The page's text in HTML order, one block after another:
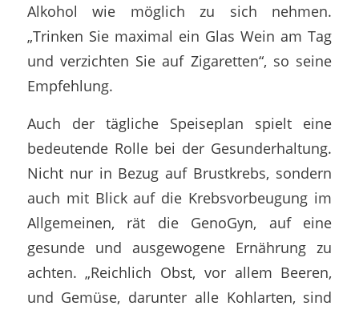
Alkohol wie möglich zu sich nehmen.
„Trinken Sie maximal ein Glas Wein am Tag
und verzichten Sie auf Zigaretten“, so seine
Empfehlung.
Auch der tägliche Speiseplan spielt eine
bedeutende Rolle bei der Gesunderhaltung.
Nicht nur in Bezug auf Brustkrebs, sondern
auch mit Blick auf die Krebsvorbeugung im
Allgemeinen, rät die GenoGyn, auf eine
gesunde und ausgewogene Ernährung zu
achten. „Reichlich Obst, vor allem Beeren,
und Gemüse, darunter alle Kohlarten, sind